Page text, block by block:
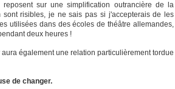
sur une simplification outrancière de la
risibles, je ne sais pas si j'accepterais de les
utilisées dans des écoles de théâtre allemandes,
deux heures !
également une relation particulièrement tordue
de changer.